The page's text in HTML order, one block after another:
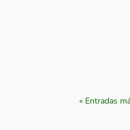
« Entradas